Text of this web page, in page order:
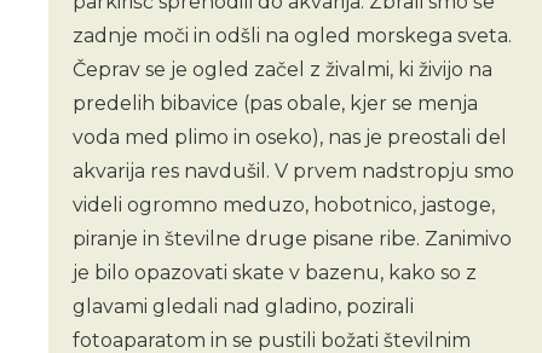
zadnje moči in odšli na ogled morskega sveta.
Čeprav se je ogled začel z živalmi, ki živijo na
predelih bibavice (pas obale, kjer se menja
voda med plimo in oseko), nas je preostali del
akvarija res navdušil. V prvem nadstropju smo
videli ogromno meduzo, hobotnico, jastoge,
piranje in številne druge pisane ribe. Zanimivo
je bilo opazovati skate v bazenu, kako so z
glavami gledali nad gladino, pozirali
fotoaparatom in se pustili božati številnim